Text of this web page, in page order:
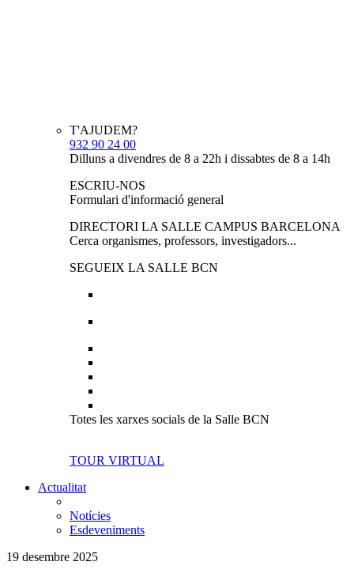
T'AJUDEM?
932 90 24 00
Dilluns a divendres de 8 a 22h i dissabtes de 8 a 14h
ESCRIU-NOS
Formulari d'informació general
DIRECTORI LA SALLE CAMPUS BARCELONA
Cerca organismes, professors, investigadors...
SEGUEIX LA SALLE BCN
Totes les xarxes socials de la Salle BCN
TOUR VIRTUAL
Actualitat
Notícies
Esdeveniments
19 desembre 2025